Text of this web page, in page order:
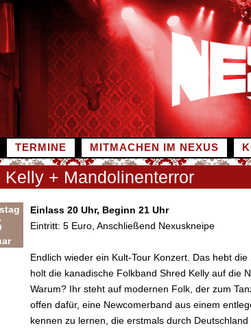
TERMINE MITMACHEN IM NEXUS
Kelly + Mandolinenterror
Einlass 20 Uhr, Beginn 21 Uhr
Eintritt: 5 Euro, Anschließend Nexuskneipe
Endlich wieder ein Kult-Tour Konzert. Das hebt
holt die kanadische Folkband Shred Kelly auf die
Warum? Ihr steht auf modernen Folk, der zum
offen dafür, eine Newcomerband aus einem
kennen zu lernen, die erstmals durch